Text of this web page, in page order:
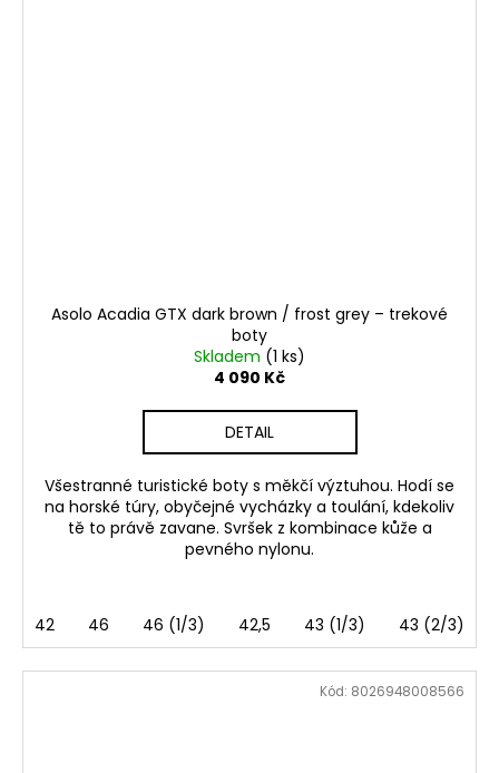
Asolo Acadia GTX dark brown / frost grey – trekové
boty
Skladem (1 ks)
4 090 Kč
DETAIL
Všestranné turistické boty s měkčí výztuhou. Hodí se
na horské túry, obyčejné vycházky a toulání, kdekoliv
tě to právě zavane. Svršek z kombinace kůže a
pevného nylonu.
42 46 46 (1/3) 42,5 43 (1/3) 43 (2/3)
Kód: 8026948008566